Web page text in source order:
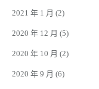
2021 年 1 月 (2)
2020 年 12 月 (5)
2020 年 10 月 (2)
2020 年 9 月 (6)